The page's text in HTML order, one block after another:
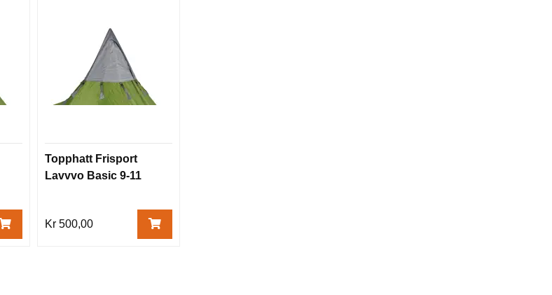
Topphatt Frisport
Lavvvo Basic 9-11
Kr 500,00